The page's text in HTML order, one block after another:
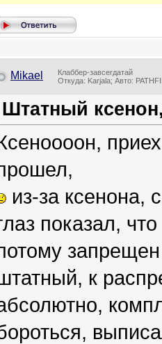
Mikael
Клаббер-завсегдатай
Откуда: Karjala; Авто:
Штатный
из-за ксенона,
показал,
к